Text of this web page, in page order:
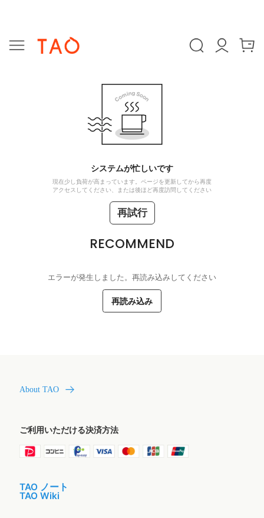
システムが忙しいです
現在少し負荷が高まっています。ページを更新してから再度
アクセスしてください、または後ほど再度訪問してください
再試行
RECOMMEND
エラーが発生しました。再読み込みしてください
再読み込み
About TAO
ご利用いただける決済方法
TAO ノート
TAO Wiki